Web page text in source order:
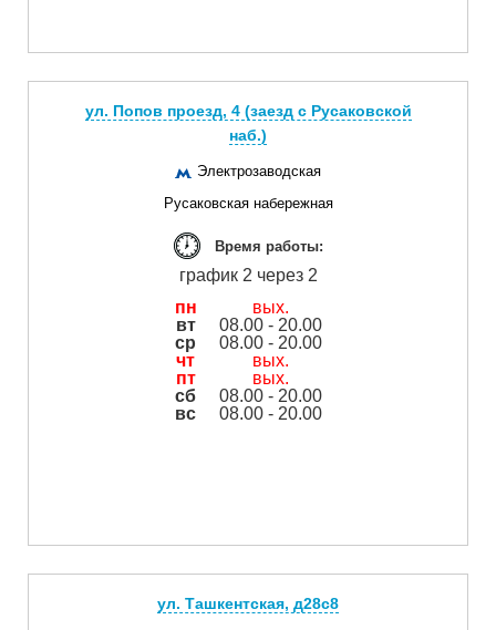
ул. Попов проезд, 4 (заезд с Русаковской
наб.)
Электрозаводская
Русаковская набережная
Время работы:
график 2 через 2
пн
вых.
вт
08.00 - 20.00
ср
08.00 - 20.00
чт
вых.
пт
вых.
сб
08.00 - 20.00
вс
08.00 - 20.00
ул. Ташкентская, д28с8